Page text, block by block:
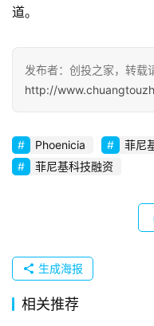
商
察
创
企
业
发
布
登录
投稿
道。
发布者：创投之家，转载
http://
Phoenicia 菲尼
菲尼基科技融资
生成海报
相关推荐